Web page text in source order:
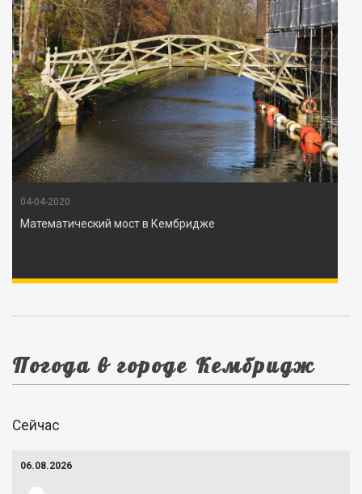
04-04-2020
Математический мост в Кембридже
Погода в городе Кембридж
Сейчас
06.08.2026